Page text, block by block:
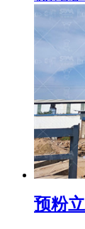
预粉